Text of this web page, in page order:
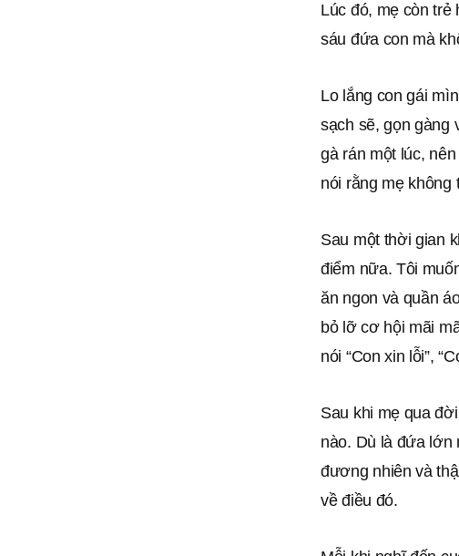
Lúc đó, mẹ còn
sáu đứa con mà
Lo lắng con gái
sạch sẽ, gọn gàng
gà rán một lúc,
nói rằng mẹ không
Sau một thời gian
điểm nữa. Tôi
ăn ngon và quần
bỏ lỡ cơ hội mãi
nói “Con xin lỗi”,
Sau khi mẹ qua
nào. Dù là đứa lớn
đương nhiên và
về điều đó.